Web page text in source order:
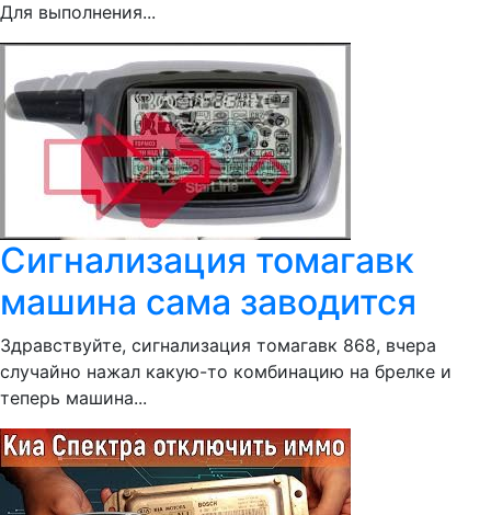
Для выполнения...
Сигнализация томагавк
машина сама заводится
Здравствуйте, сигнализация томагавк 868, вчера
случайно нажал какую-то комбинацию на брелке и
теперь машина...